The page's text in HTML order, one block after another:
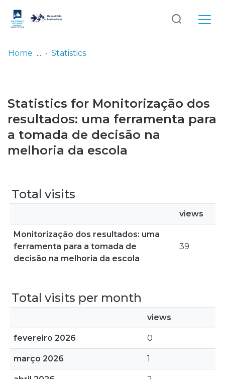
Browse repository
Entities
Log
In
Home Statistics
Statistics for Monitorização dos
resultados: uma ferramenta para
a tomada de decisão na
melhoria da escola
Total visits
views
Monitorização dos resultados: uma
ferramenta para a tomada de
decisão na melhoria da escola
39
Total visits per month
views
fevereiro 2026 0
março 2026 1